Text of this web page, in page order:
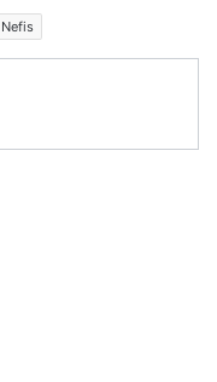
Nefis